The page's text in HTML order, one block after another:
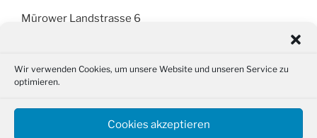
Wir verwenden Cookies, um unsere Website und unseren Service zu
optimieren.
Cookies akzeptieren
Mürower Landstrasse 6
Tel.: +49 (0) 151 266 595 14
Fax: (03331) 29 87 88